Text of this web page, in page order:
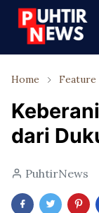
Home Feature
dari
PuhtirNews